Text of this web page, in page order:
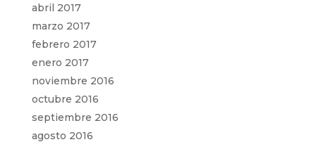
abril 2017
marzo 2017
febrero 2017
enero 2017
noviembre 2016
octubre 2016
septiembre 2016
agosto 2016